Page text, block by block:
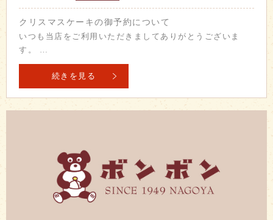
クリスマスケーキの御予約について
いつも当店をご利用いただきましてありがとうございま
す。 …
続きを見る